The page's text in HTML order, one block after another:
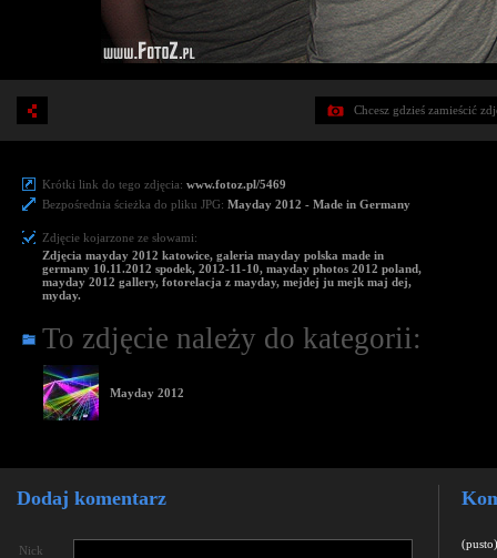
Chcesz gdzieś zamieścić
Krótki link do tego zdjęcia: www.fotoz.pl/5469
Bezpośrednia ścieżka do pliku JPG: Mayday 2012 - Made in Germany
Zdjęcie kojarzone ze słowami:
Zdjęcia mayday 2012 katowice, galeria mayday polska made in
germany 10.11.2012 spodek, 2012-11-10, mayday photos 2012 poland,
mayday 2012 gallery, fotorelacja z mayday, mejdej ju mejk maj dej,
myday.
To zdjęcie należy do kategorii:
Mayday 2012
Dodaj komentarz
Nick (pusto)